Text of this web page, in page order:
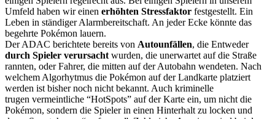
Umfeld haben wir einen erhöhten Stressfaktor festgestellt. Ein
Leben in ständiger Alarmbereitschaft. An jeder Ecke könnte das
begehrte Pokémon lauern.
Der ADAC berichtete bereits von Autounfällen, die Entweder
durch Spieler verursacht wurden, die unerwartet auf die Straße
rannten, oder Fahrer, die mitten auf der Autobahn wendeten. Nach
welchem Algorhytmus die Pokémon auf der Landkarte platziert
werden ist bisher noch nicht bekannt. Auch kriminelle
trugen vermeintliche “HotSpots” auf der Karte ein, um nicht die
Pokémon, sondern die Spieler in einen Hinterhalt zu locken und